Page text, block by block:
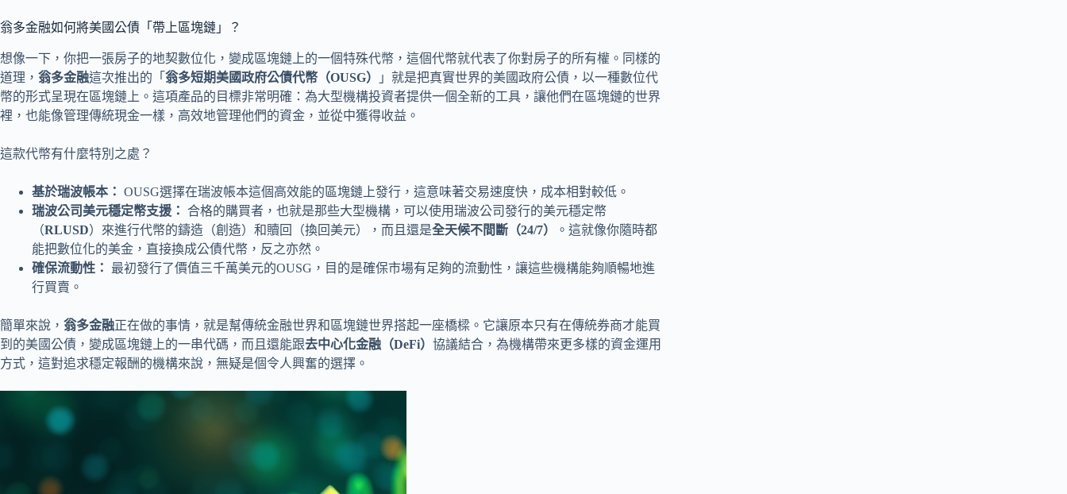
翁多金融如何將美國公債「帶上區塊鏈」？
想像一下，你把一張房子的地契數位化，變成區塊鏈上的一個特殊代幣，這個代幣就代表了你對房子的所有權。同樣的
道理， 翁多金融這次推出的「 翁多短期美國政府公債代幣（OUSG）
」就是把真實世界的美國政府公債，以一種數位代
幣的形式呈現在區塊鏈上。這項產品的目標非常明確：為大型機構投資者提供一個全新的工具，讓他們在區塊鏈的世界
裡，也能像管理傳統現金一樣，高效地管理他們的資金，並從中獲得收益。
這款代幣有什麼特別之處？
基於瑞波帳本： OUSG選擇在瑞波帳本這個高效能的區塊鏈上發行，這意味著交易速度快，成本相對較低。
瑞波公司美元穩定幣支援： 合格的購買者，也就是那些大型機構，可以使用瑞波公司發行的美元穩定幣
（RLUSD）來進行代幣的鑄造（創造）和贖回（換回美元），而且還是全天候不間斷（24/7）
。這就像你隨時都
能把數位化的美金，直接換成公債代幣，反之亦然。
確保流動性：
最初發行了價值三千萬美元的OUSG，目的是確保市場有足夠的流動性，讓這些機構能夠順暢地進
行買賣。
簡單來說， 翁多金融正在做的事情，就是幫傳統金融世界和區塊鏈世界搭起一座橋樑。它讓原本只有在傳統券商才能買
到的美國公債，變成區塊鏈上的一串代碼，而且還能跟去中心化金融（DeFi） 協議結合，為機構帶來更多樣的資金運用
方式，這對追求穩定報酬的機構來說，無疑是個令人興奮的選擇。